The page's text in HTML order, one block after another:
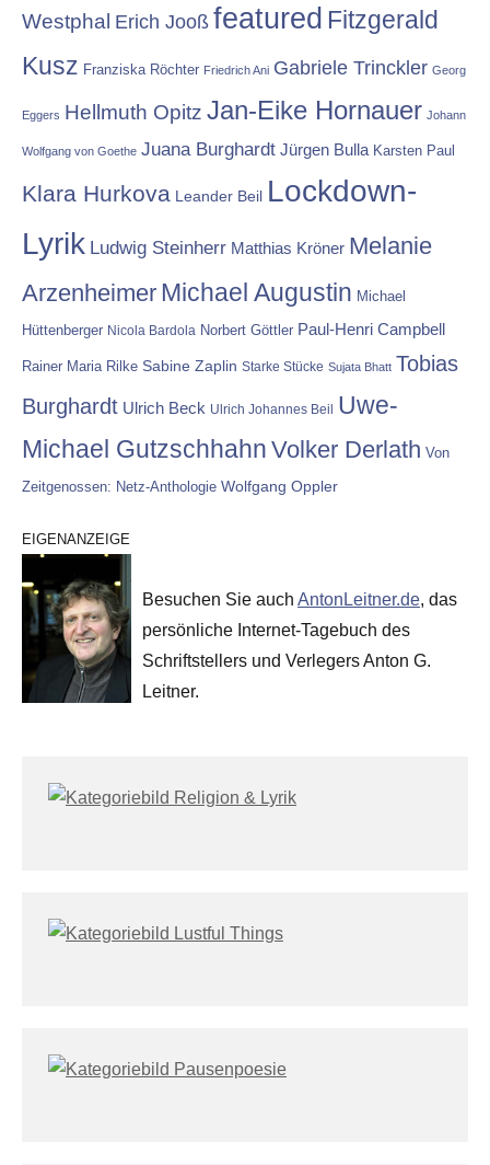
Westphal Erich Jooß featured Fitzgerald
Kusz Franziska Röchter Friedrich Ani Gabriele Trinckler Georg
Eggers Hellmuth Opitz Jan-Eike Hornauer Johann
Wolfgang von Goethe Juana Burghardt Jürgen Bulla Karsten Paul
Klara Hurkova Leander Beil Lockdown-
Lyrik Ludwig Steinherr Matthias Kröner Melanie
Arzenheimer Michael Augustin Michael
Hüttenberger Nicola Bardola Norbert Göttler Paul-Henri Campbell
Rainer Maria Rilke Sabine Zaplin Starke Stücke Sujata Bhatt Tobias
Burghardt Ulrich Beck Ulrich Johannes Beil Uwe-
Michael Gutzschhahn Volker Derlath Von
Zeitgenossen: Netz-Anthologie Wolfgang Oppler
EIGENANZEIGE
Besuchen Sie auch AntonLeitner.de, das
persönliche Internet-Tagebuch des
Schriftstellers und Verlegers Anton G.
Leitner.